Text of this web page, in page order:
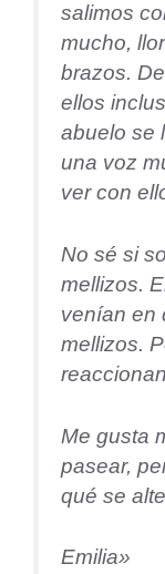
salimos
mucho,
brazos.
ellos
abuelo se
una voz
ver con
No sé si
mellizos.
venían en
mellizos.
Me gusta
pasear,
qué se
Emilia»